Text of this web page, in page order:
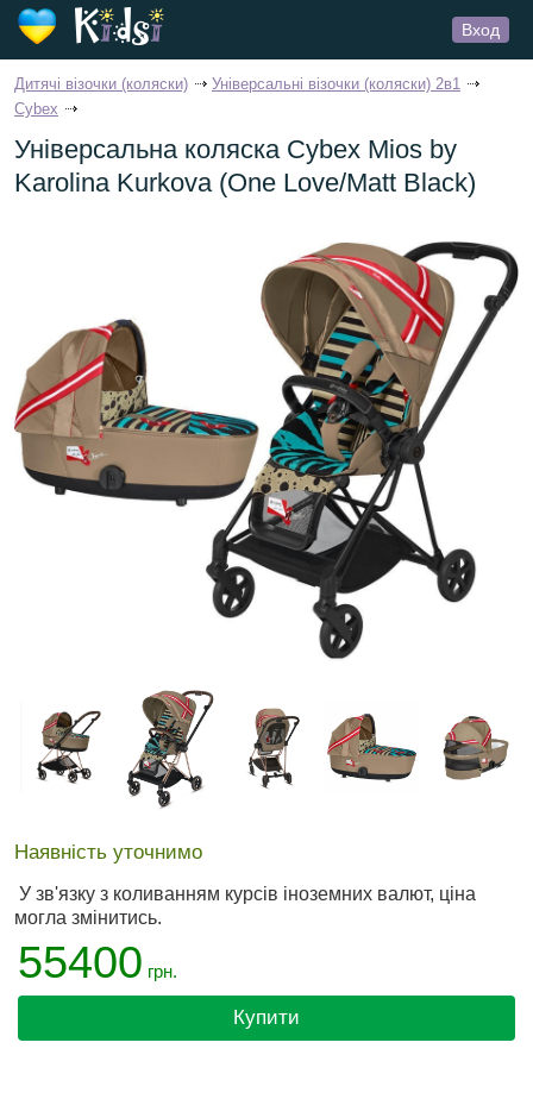
Вход
Дитячі візочки (коляски)
Універсальні візочки (коляски) 2в1
Cybex
Універсальна коляска Cybex Mios by
Karolina Kurkova (One Love/Matt Black)
Наявність уточнимо
У зв'язку з коливанням курсів іноземних валют, ціна
могла змінитись.
55400 грн.
Купити